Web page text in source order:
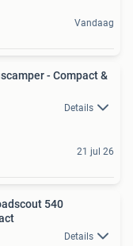
Vandaag
- Compact &
Details
21 jul 26
540
Details